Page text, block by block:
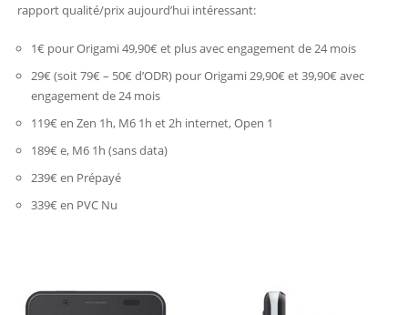
rapport qualité/prix aujourd’hui intéressant:
1€ pour Origami 49,90€ et plus avec engagement de 24 mois
29€ (soit 79€ – 50€ d’ODR) pour Origami 29,90€ et 39,90€ avec
engagement de 24 mois
119€ en Zen 1h, M6 1h et 2h internet, Open 1
189€ e, M6 1h (sans data)
239€ en Prépayé
339€ en PVC Nu